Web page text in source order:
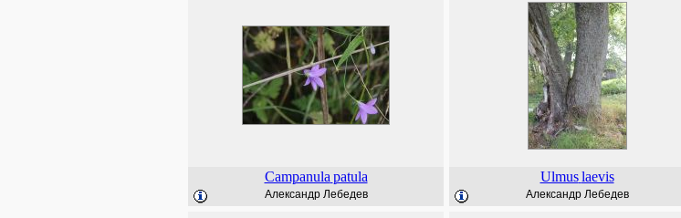
Campanula patula
Александр Лебедев
Ulmus laevis
Александр Лебедев